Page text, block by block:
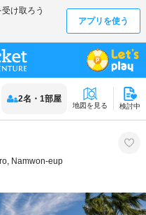
2名 ・ 1部屋
地図を見る 検討中
Namwon-eup